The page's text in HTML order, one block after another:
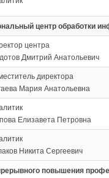
центр обработки
центра
Дмитрий Анатольевич
директора
Мария Анатольевна
Елизавета Петровна
Никита Сергеевич
повышения